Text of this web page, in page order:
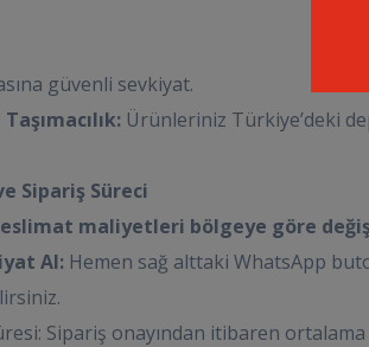
güvenli sevkiyat.
Ürünleriniz Türkiye’deki
Sipariş Süreci
maliyetleri bölgeye göre
Al: Hemen sağ alttaki WhatsApp
Sipariş onayından itibaren